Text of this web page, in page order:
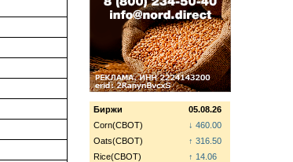
Биржи
05.08.26
Corn(CBOT)
↓ 460.00
Oats(CBOT)
↑ 316.50
Rice(CBOT)
↑ 14.06